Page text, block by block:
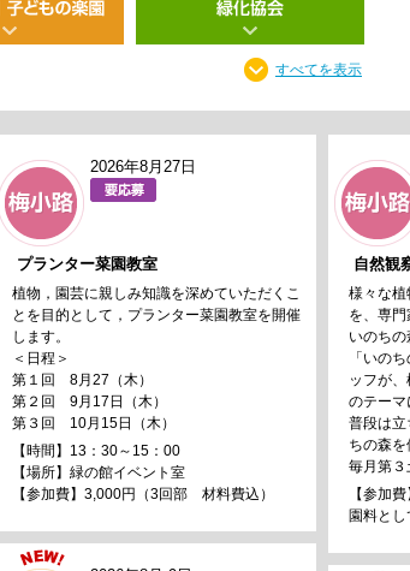
すべてを表示
2026年8月27日
プランター菜園教室
植物，園芸に親しみ知識を深めていただくこ
とを目的として，プランター菜園教室を開催
します。
＜日程＞
第１回 8月27（木）
第２回 9月17日（木）
第３回 10月15日（木）
【時間】13：30～15：00
【場所】緑の館イベント室
【参加費】3,000円（3回部 材料費込）
自然観
様々な植
を、専門
いのち
「いの
ッフが
のテーマ
普段は立
ちの森を
毎月第３
【参加
園料とし